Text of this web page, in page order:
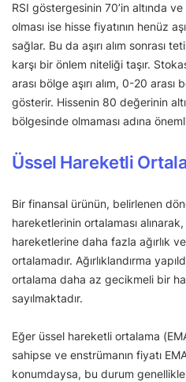
RSI göstergesinin 70’in altında ve
olması ise hisse fiyatının henüz
sağlar. Bu da aşırı alım sonrası
karşı bir önlem niteliği taşır.
arası bölge aşırı alım, 0-20 arası
gösterir. Hissenin 80 değerinin
bölgesinde olmaması adına
Üssel Hareketli
Bir finansal ürünün, belirlenen
hareketlerinin ortalaması
hareketlerine daha fazla ağırlık
ortalamadır. Ağırlıklandırma
ortalama daha az gecikmeli bir
sayılmaktadır.
Eğer üssel hareketli ortalama
sahipse ve enstrümanın fiyatı
konumdaysa, bu durum genellikle